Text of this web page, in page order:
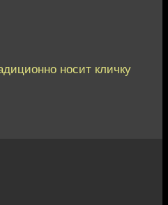
носит кличку